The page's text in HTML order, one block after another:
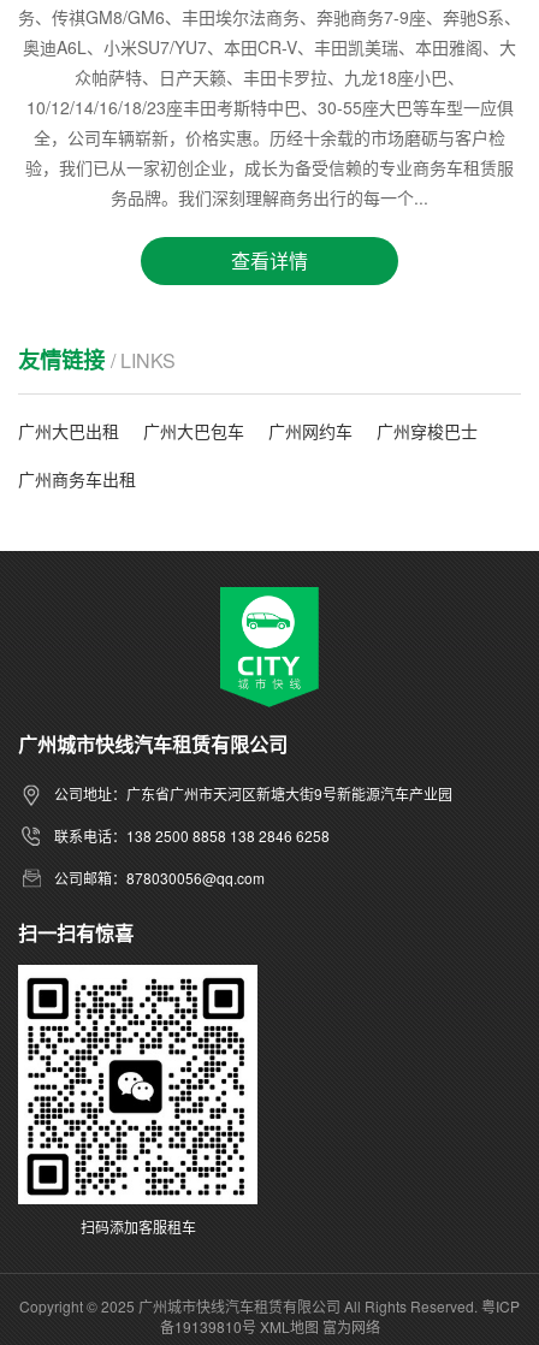
务、传祺GM8/GM6、丰田埃尔法商务、奔驰商务7-9座、奔驰S系、
奥迪A6L、小米SU7/YU7、本田CR-V、丰田凯美瑞、本田雅阁、大
众帕萨特、日产天籁、丰田卡罗拉、九龙18座小巴、
10/12/14/16/18/23座丰田考斯特中巴、30-55座大巴等车型一应俱
全，公司车辆崭新，价格实惠。历经十余载的市场磨砺与客户检
验，我们已从一家初创企业，成长为备受信赖的专业商务车租赁服
务品牌。我们深刻理解商务出行的每一个...
查看详情
友情链接 / LINKS
广州大巴出租 广州大巴包车 广州网约车
广州穿梭巴士
广州商务车出租
广州城市快线汽车租赁有限公司
公司地址：广东省广州市天河区新塘大街9号新能源汽车产业园
联系电话：138 2500 8858 138 2846 6258
公司邮箱：878030056@qq.com
扫一扫有惊喜
扫码添加客服租车
Copyright © 2025 广州城市快线汽车租赁有限公司 All Rights Reserved. 粤ICP
备19139810号 XML地图 富为网络